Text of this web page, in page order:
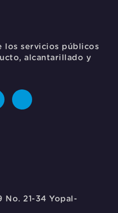
los servicios públicos
alcantarillado y
No. 21-34 Yopal-